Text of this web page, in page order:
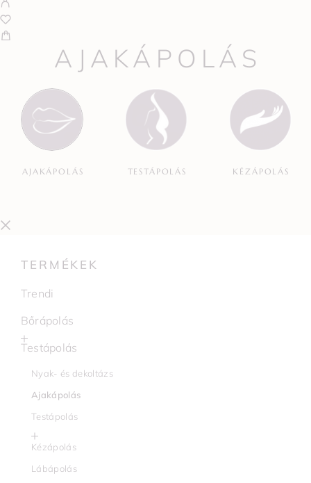
AJAKÁPOLÁS
AJAKÁPOLÁS TESTÁPOLÁS KÉZÁPOLÁS
TERMÉKEK
Trendi
Bőrápolás
Testápolás
Nyak- és dekoltázs
Ajakápolás
Testápolás
Kézápolás
Lábápolás